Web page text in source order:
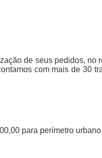
de seus pedidos, no
com mais de 30
para perímetro